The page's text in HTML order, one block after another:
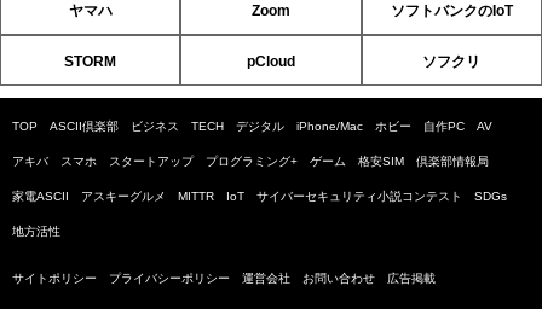
ヤマハ Zoom ソフトバンクのIoT
STORM pCloud ソフクリ
TOP ASCII倶楽部 ビジネス TECH デジタル iPhone/Mac ホビー 自作PC AV
アキバ スマホ スタートアップ プログラミング+ ゲーム 格安SIM 倶楽部情報局
家電ASCII アスキーグルメ MITTR IoT サイバーセキュリティ小説コンテスト SDGs
地方活性
サイトポリシー プライバシーポリシー 運営会社 お問い合わせ 広告掲載